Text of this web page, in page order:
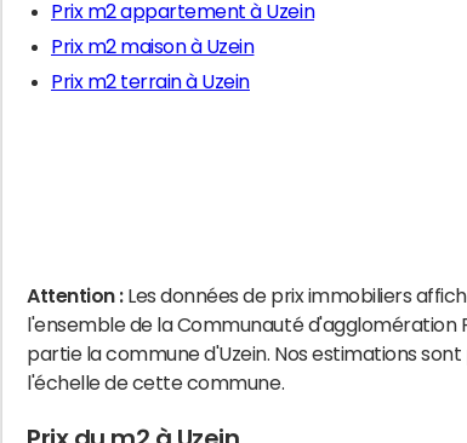
Prix m2 appartement à Uzein
Prix m2 maison à Uzein
Prix m2 terrain à Uzein
Attention : Les données de prix immobiliers
l'ensemble de la Communauté d'agglomération
partie la commune d'Uzein. Nos estimations
l'échelle de cette commune.
Prix du m2 à Uzein